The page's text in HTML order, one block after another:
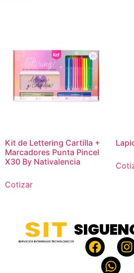
Kit de Lettering Cartilla +
Marcadores Punta Pincel
X30 By Nativalencia
Cotizar